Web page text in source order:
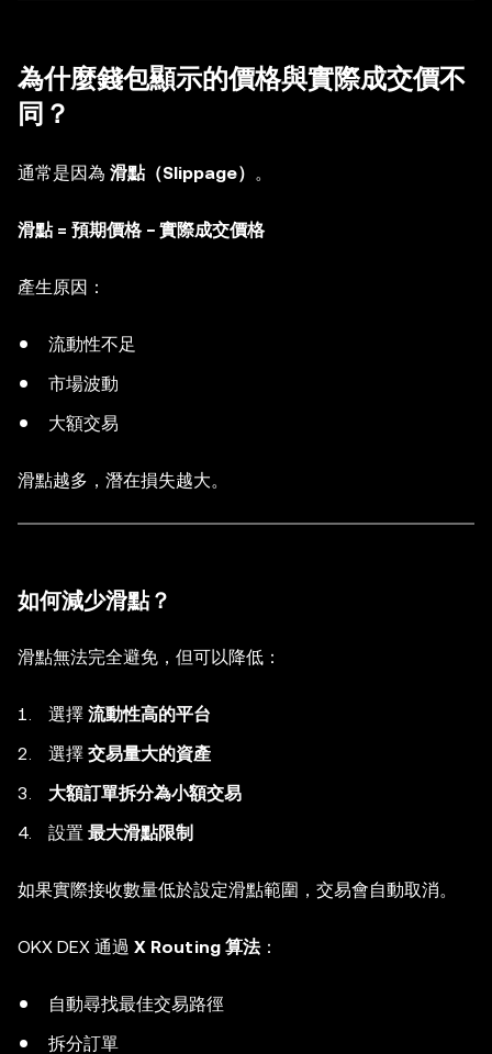
為什麼錢包顯示的價格與實際成交價不
同？
通常是因為 滑點（Slippage） 。
滑點 = 預期價格 − 實際成交價格
產生原因：
流動性不足
市場波動
大額交易
滑點越多，潛在損失越大。
如何減少滑點？
滑點無法完全避免，但可以降低：
選擇 流動性高的平台
選擇 交易量大的資產
大額訂單拆分為小額交易
設置 最大滑點限制
如果實際接收數量低於設定滑點範圍，交易會自動取消。
OKX DEX 通過 X Routing 算法：
自動尋找最佳交易路徑
拆分訂單